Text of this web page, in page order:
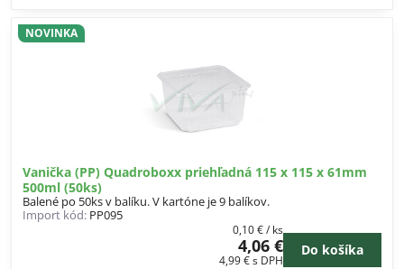
Vanička (PP) Quadroboxx priehľadná 115 x 115 x 61mm
500ml (50ks)
NOVINKA
Balené po 50ks v balíku. V kartóne je 9 balíkov.
Import kód: PP095
4,06 €
4,99 €s DPH
0,10 €/ ks
Do košíka